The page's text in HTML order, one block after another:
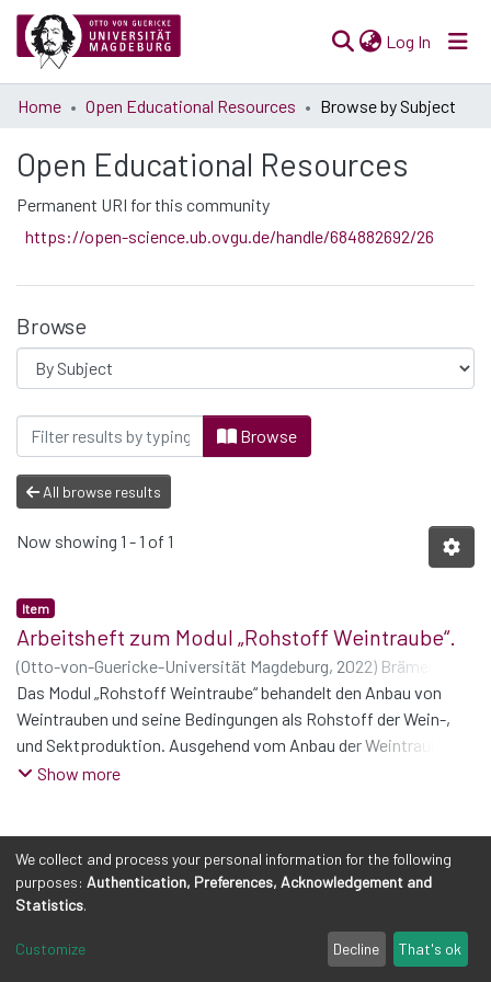
Log In (current)
Communities
All of Open Science
Home Open Educational Resources Browse by Subject
Open Educational Resources
Permanent URI for this community
https://open-science.ub.ovgu.de/handle/684882692/26
Browse
Browsing Open Educational Resources
Browse
All browse results
Now showing 1 - 1 of 1
Item
Arbeitsheft zum Modul „Rohstoff Weintraube“.
(Otto-von-Guericke-Universität Magdeburg, 2022) Brämer,
Stefan;König, Lisa; Schüßler, Philipp;Vieback, Linda
Das Modul „Rohstoff Weintraube“ behandelt den Anbau von
Weintrauben und seine Bedingungen als Rohstoff der Wein-,
und Sektproduktion. Ausgehend vom Anbau der Weintrauben
werden ökologische, ökonomische und soziale Aspekte der
Arbeitsbedingungen im In- und Ausland und mögliche
Zertifizierungen.
Show more
Legal Notes Send Feedback
We collect and process your personal information for the following
purposes: Authentication, Preferences, Acknowledgement and
Statistics.
Customize Decline That's ok